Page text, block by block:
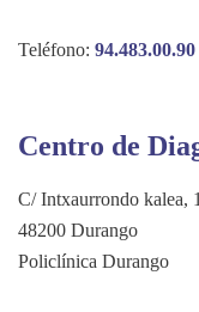
Teléfono: 94.483.00.90
Centro de
C/ Intxaurrondo kalea,
48200 Durango
Policlínica Durango